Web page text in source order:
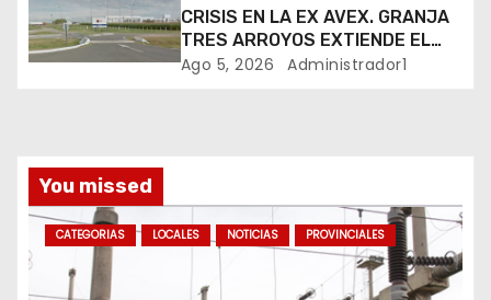
d
a
CRISIS EN LA EX AVEX. GRANJA
TRES ARROYOS EXTIENDE EL
CIERRE DE LA PLANTA DE AVEX
Ago 5, 2026 Administrador1
You missed
CATEGORIAS LOCALES NOTICIAS PROVINCIALES